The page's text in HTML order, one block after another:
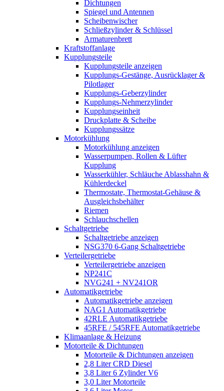
Dichtungen
Spiegel und Antennen
Scheibenwischer
Schließzylinder & Schlüssel
Armaturenbrett
Kraftstoffanlage
Kupplungsteile
Kupplungsteile anzeigen
Kupplungs-Gestänge, Ausrücklager &
Pilotlager
Kupplungs-Geberzylinder
Kupplungs-Nehmerzylinder
Kupplungseinheit
Druckplatte & Scheibe
Kupplungssätze
Motorkühlung
Motorkühlung anzeigen
Wasserpumpen, Rollen & Lüfter
Kupplung
Wasserkühler, Schläuche Ablasshahn &
Kühlerdeckel
Thermostate, Thermostat-Gehäuse &
Ausgleichsbehälter
Riemen
Schlauchschellen
Schaltgetriebe
Schaltgetriebe anzeigen
NSG370 6-Gang Schaltgetriebe
Verteilergetriebe
Verteilergetriebe anzeigen
NP241C
NVG241 + NV241OR
Automatikgetriebe
Automatikgetriebe anzeigen
NAG1 Automatikgetriebe
42RLE Automatikgetriebe
45RFE / 545RFE Automatikgetriebe
Klimaanlage & Heizung
Motorteile & Dichtungen
Motorteile & Dichtungen anzeigen
2,8 Liter CRD Diesel
3,8 Liter 6 Zylinder V6
3,0 Liter Motorteile